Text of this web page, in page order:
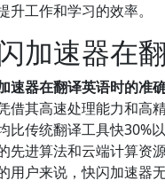
升工作和学习的效率。
加速器在
速器在翻译英语时的准
借其高速处理能力和高
比传统翻译工具快30%
先进算法和云端计算资
用户来说，快闪加速器